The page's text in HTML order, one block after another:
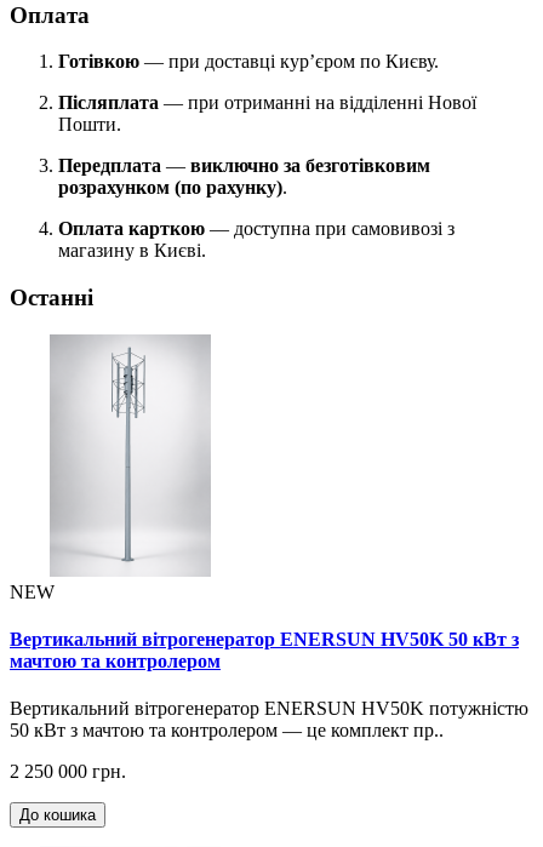
Оплата
Готівкою — при доставці кур’єром по Києву.
Післяплата — при отриманні на відділенні Нової
Пошти.
Передплата — виключно за безготівковим
розрахунком (по рахунку).
Оплата карткою — доступна при самовивозі з
магазину в Києві.
Останні
NEW
Вертикальний вітрогенератор ENERSUN HV50K 50 кВт з
мачтою та контролером
Вертикальний вітрогенератор ENERSUN HV50K потужністю
50 кВт з мачтою та контролером — це комплект пр..
2 250 000 грн.
До кошика